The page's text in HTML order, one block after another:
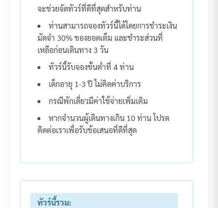
จะช่วยจัดทัวร์ที่ดีที่สุดสำหรับท่าน
ท่านสามารถจองทัวร์นี้ได้โดยการชำระเงิน
มัดจำ 30% ของยอดเต็ม และชำระส่วนที่
เหลือก่อนเดินทาง 3 วัน
ทัวร์นี้รับจองขั้นต่ำที่ 4 ท่าน
เด็กอายุ 1-3 ปี ไม่คิดค่าบริการ
กรณีพักเดี่ยวมีค่าใช้จ่ายเพิ่มเติม
หากจำนวนผู้เดินทางเกิน 10 ท่าน โปรด
ติดต่อเราเพื่อรับข้อเสนอที่ดีที่สุด
ทัวร์นี้รวม: